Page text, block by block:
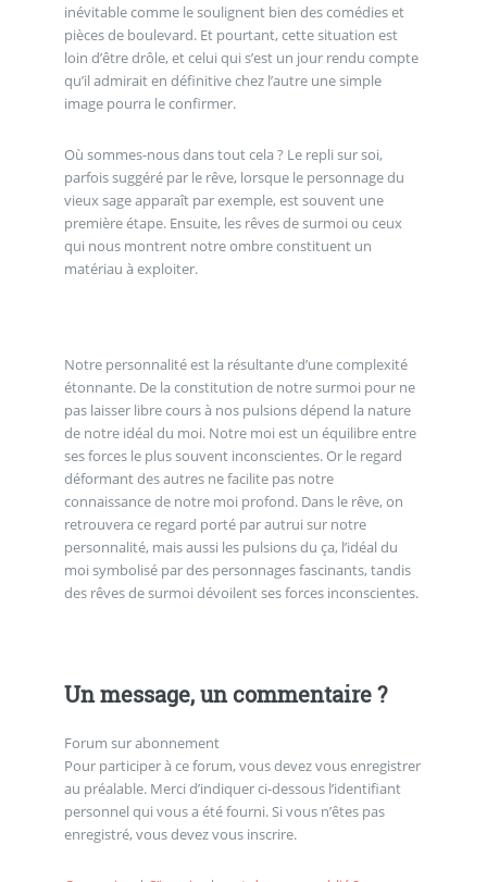
inévitable comme le soulignent bien des comédies et
pièces de boulevard. Et pourtant, cette situation est
loin d’être drôle, et celui qui s’est un jour rendu compte
qu’il admirait en définitive chez l’autre une simple
image pourra le confirmer.
Où sommes-nous dans tout cela ? Le repli sur soi,
parfois suggéré par le rêve, lorsque le personnage du
vieux sage apparaît par exemple, est souvent une
première étape. Ensuite, les rêves de surmoi ou ceux
qui nous montrent notre ombre constituent un
matériau à exploiter.
Notre personnalité est la résultante d’une complexité
étonnante. De la constitution de notre surmoi pour ne
pas laisser libre cours à nos pulsions dépend la nature
de notre idéal du moi. Notre moi est un équilibre entre
ses forces le plus souvent inconscientes. Or le regard
déformant des autres ne facilite pas notre
connaissance de notre moi profond. Dans le rêve, on
retrouvera ce regard porté par autrui sur notre
personnalité, mais aussi les pulsions du ça, l’idéal du
moi symbolisé par des personnages fascinants, tandis
des rêves de surmoi dévoilent ses forces inconscientes.
Un message, un commentaire ?
Forum sur abonnement
Pour participer à ce forum, vous devez vous enregistrer
au préalable. Merci d’indiquer ci-dessous l’identifiant
personnel qui vous a été fourni. Si vous n’êtes pas
enregistré, vous devez vous inscrire.